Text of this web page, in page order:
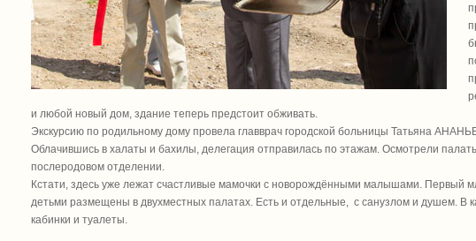
и любой новый дом, здание теперь предстоит обживать.
Экскурсию по родильному дому провела главврач городской больницы Татьяна
Облачившись в халаты и бахилы, делегация отправилась по этажам. Осмотрели
послеродовом отделении.
Кстати, здесь уже лежат счастливые мамочки с новорождёнными малышами. Первый
детьми размещены в двухместных палатах. Есть и отдельные, с санузлом и душем.
кабинки и туалеты.